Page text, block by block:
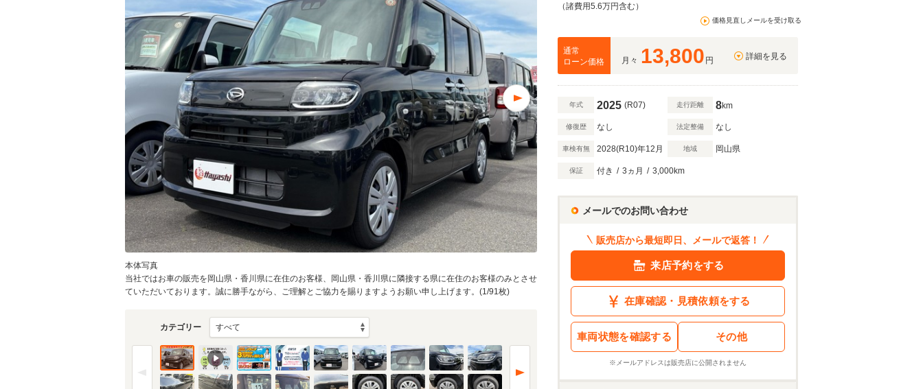
本体写真
当社ではお車の販売を岡山県・香川県に在住のお客様、岡山県・香川県に隣接する県に在住のお客様のみとさせ
ていただいております。誠に勝手ながら、ご理解とご協力を賜りますようお願い申し上げます。(1/91枚)
カテゴリー
（諸費用5.6万円含む）
価格見直しメールを受け取る
通常
ローン価格
月々 13,800 円 詳細を見る
年式 2025 (R07) 走行距離 8km
修復歴 なし 法定整備 なし
車検有無 2028(R10)年12月 地域 岡山県
保証 付き / 3ヵ月 / 3,000km
メールでのお問い合わせ
販売店から最短即日、メールで返答！
来店予約をする
在庫確認・見積依頼をする
車両状態を確認する その他
※メールアドレスは販売店に公開されません
支払総額 自由に設定
物件価格 万円
頭金 万円
139
支払回数・金利・ボーナス払い
支払回数 回
返済期間
金利 %
通常ローン・支払総額 で計算
月々の
支払額 1.4 割賦販売価格： 166
万円
26.1万円
シミュレーション結果を見る